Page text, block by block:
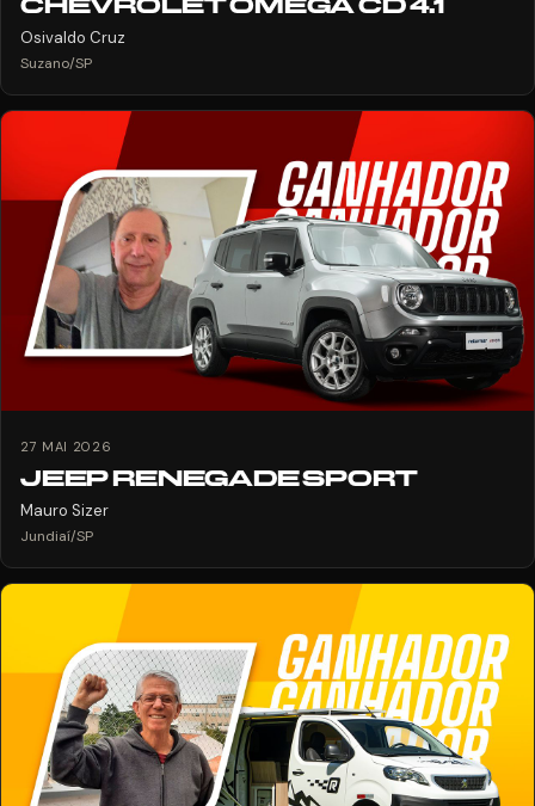
CHEVROLET OMEGA CD 4.1
Osivaldo Cruz
Suzano/SP
27 MAI 2026
JEEP RENEGADE SPORT
Mauro Sizer
Jundiaí/SP